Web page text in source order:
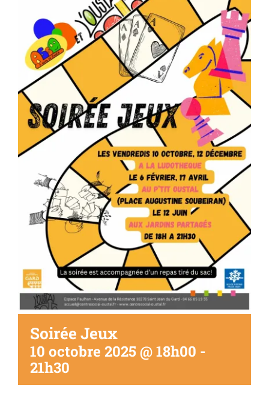
Séniors, Vie locale
Contacts
Soirée Jeux
10 octobre 2025 @ 18h00 -
21h30